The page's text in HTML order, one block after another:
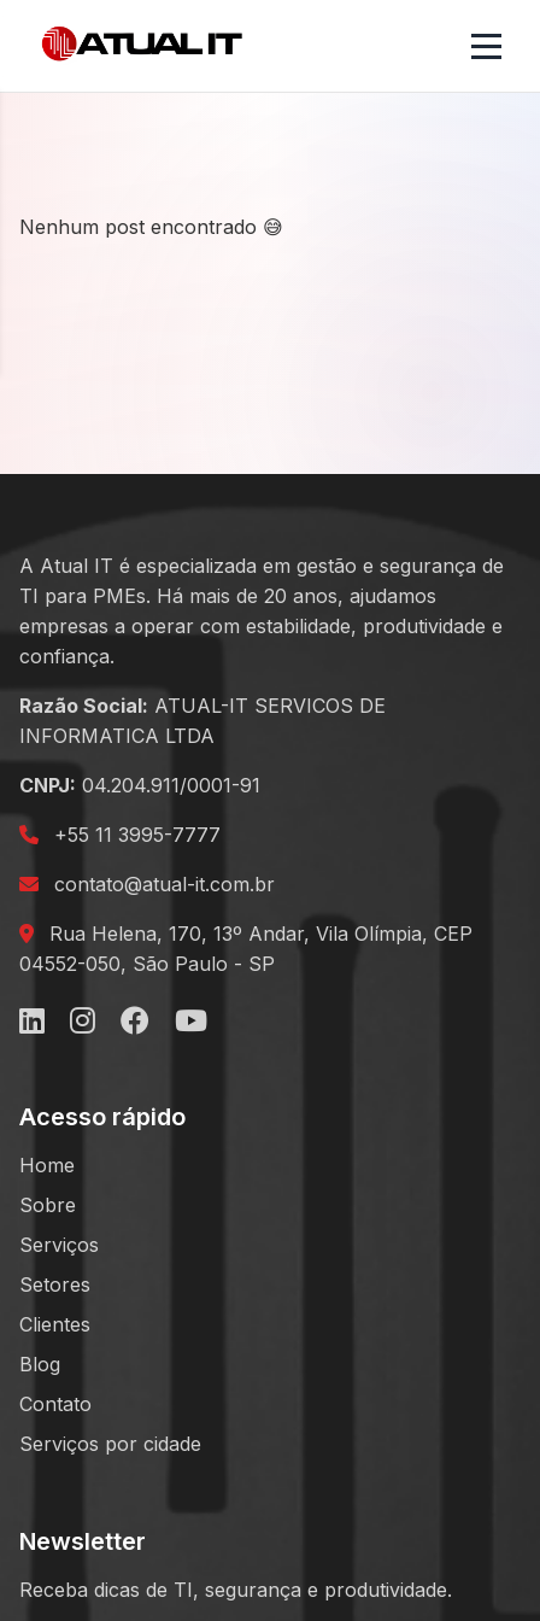
Nenhum post encontrado 😅
A Atual IT é especializada em gestão e segurança de
TI para PMEs. Há mais de 20 anos, ajudamos
empresas a operar com estabilidade, produtividade e
confiança.
Razão Social: ATUAL-IT SERVICOS DE
INFORMATICA LTDA
CNPJ: 04.204.911/0001-91
+55 11 3995-7777
contato@atual-it.com.br
Rua Helena, 170, 13º Andar, Vila Olímpia, CEP
04552-050, São Paulo - SP
Acesso rápido
Home
Sobre
Serviços
Setores
Clientes
Blog
Contato
Serviços por cidade
Newsletter
Receba dicas de TI, segurança e produtividade.